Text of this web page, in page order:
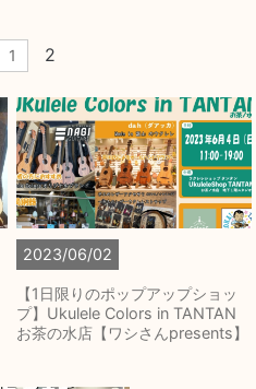
1 2
2023/06/02
【1日限りのポップアップショッ
プ】Ukulele Colors in TANTAN
お茶の水店【ワシさんpresents】